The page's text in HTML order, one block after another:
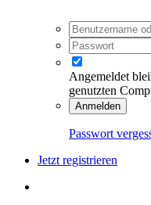
Angemeldet
genutzten
Anmelden
Passwort
Jetzt registrieren